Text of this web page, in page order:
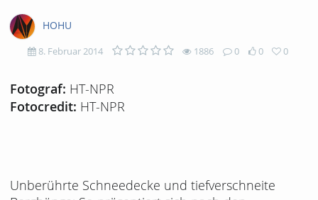
HOHU
8. Februar 2014 1886
1886
views
0
Kommentare
0
likes
0
favorites
Fotograf: HT-NPR
Fotocredit: HT-NPR
Unberührte Schneedecke und tiefverschneite